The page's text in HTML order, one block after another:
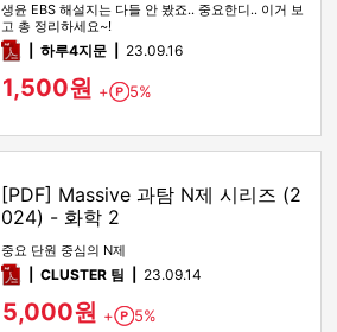
생윤 EBS 해설지는 다들 안 봤죠.. 중요한디.. 이거 보
고 총 정리하세요~!
pdf하루4지문 23.09.16
1,500원 + Point
5%
[PDF] Massive 과탐 N제 시리즈 (2
024) - 화학 2
중요 단원 중심의 N제
pdfCLUSTER 팀 23.09.14
5,000원 + Point
5%